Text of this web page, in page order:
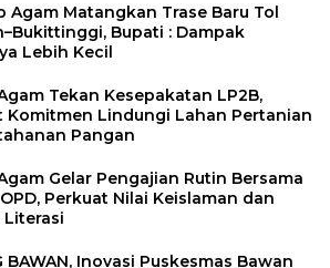
Agam Matangkan Trase Baru Tol
Bupati : Dampak
Lebih Kecil
Tekan Kesepakatan LP2B,
Komitmen Lindungi Lahan Pertanian
Pangan
Gelar Pengajian Rutin Bersama
Perkuat Nilai Keislaman dan
Literasi
BAWAN, Inovasi Puskesmas Bawan